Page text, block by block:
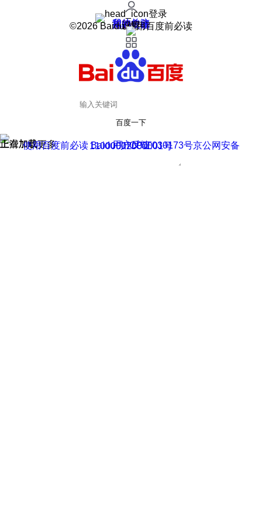
登录
我的关注
我的收藏
皮肤中心
用户反馈
设置
©2026 Baidu 使用百度前必读
百度一下
正在加载
上滑加载更多 用户反馈
使用百度前必读 Baidu 京ICP证030173号
京公网安备11000002000001号